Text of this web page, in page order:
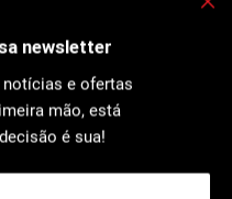
: Chave Viragrip® “bico de
Liga Leve
newsletter
e ofertas
mão, está
é sua!